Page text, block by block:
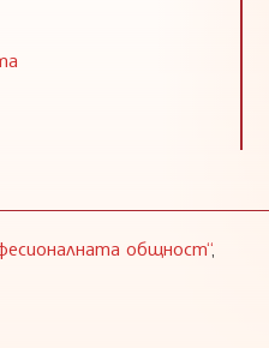
общност“,